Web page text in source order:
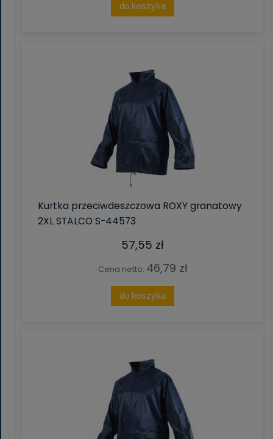
do koszyka
Kurtka przeciwdeszczowa ROXY granatowy
2XL STALCO S-44573
57,55 zł
Cena netto: 46,79 zł
do koszyka